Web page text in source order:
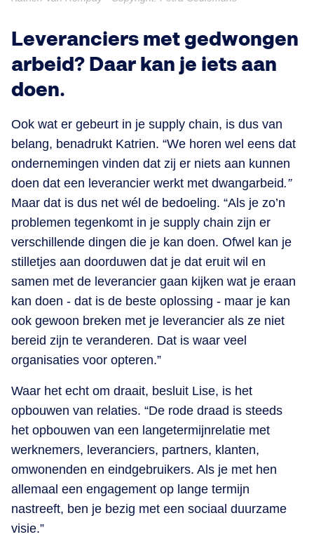
Leveranciers met gedwongen
arbeid? Daar kan je iets aan
doen.
Ook wat er gebeurt in je supply chain, is dus van
belang, benadrukt Katrien. “We horen wel eens dat
ondernemingen vinden dat zij er niets aan kunnen
doen dat een leverancier werkt met dwangarbeid.”
Maar dat is dus net wél de bedoeling. “Als je zo’n
problemen tegenkomt in je supply chain zijn er
verschillende dingen die je kan doen. Ofwel kan je
stilletjes aan doorduwen dat je dat eruit wil en
samen met de leverancier gaan kijken wat je eraan
kan doen - dat is de beste oplossing - maar je kan
ook gewoon breken met je leverancier als ze niet
bereid zijn te veranderen. Dat is waar veel
organisaties voor opteren.”
Waar het echt om draait, besluit Lise, is het
opbouwen van relaties. “De rode draad is steeds
het opbouwen van een langetermijnrelatie met
werknemers, leveranciers, partners, klanten,
omwonenden en eindgebruikers. Als je met hen
allemaal een engagement op lange termijn
nastreeft, ben je bezig met een sociaal duurzame
visie.”